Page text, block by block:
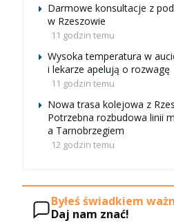
Darmowe konsultacje z
w Rzeszowie
11 godzin temu
Wysoka temperatura w
i lekarze apelują o rozwagę
11 godzin temu
Nowa trasa kolejowa z
Potrzebna rozbudowa linii
a Tarnobrzegiem
12 godzin temu
Byłeś świadkiem
Daj nam znać!